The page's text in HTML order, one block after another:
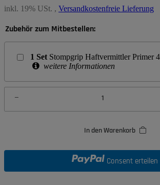
inkl. 19% USt. , Versandkostenfreie Lieferung
Zubehör zum Mitbestellen:
1 Set Stompgrip Haftvermittler Primer
weitere Informationen
In den Warenkorb
Consent erteilen